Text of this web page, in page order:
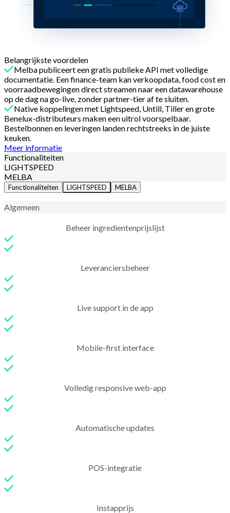
Belangrijkste voordelen
Melba publiceert een gratis publieke API met volledige
documentatie. Een finance-team kan verkoopdata, food cost en
voorraadbewegingen direct streamen naar een datawarehouse
op de dag na go-live, zonder partner-tier af te sluiten.
Native koppelingen met Lightspeed, Untill, Tiller en grote
Benelux-distributeurs maken een uitrol voorspelbaar.
Bestelbonnen en leveringen landen rechtstreeks in de juiste
keuken.
Meer informatie
Functionaliteiten
LIGHTSPEED
MELBA
Functionaliteiten LIGHTSPEED MELBA
Algemeen
Beheer ingredientenprijslijst
Leveranciersbeheer
Live support in de app
Mobile-first interface
Volledig responsive web-app
Automatische updates
POS-integratie
Instapprijs